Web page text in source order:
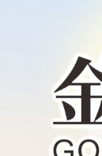
领导关怀
品牌荣誉
发展历程